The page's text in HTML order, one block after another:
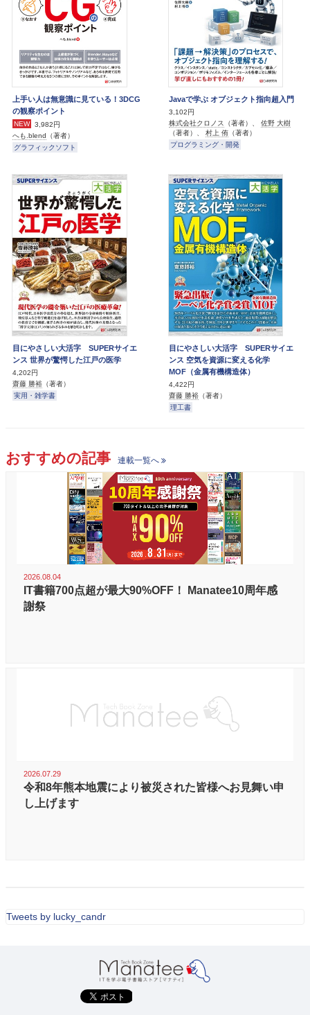
上手い人は無意識に見ている！3DCG
の観察ポイント
NEW
3,982円
へも.blend （著者）
グラフィックソフト
Javaで学ぶ オブジェクト指向超入門
3,102円
株式会社クロノス
（著者）、 佐野 大樹
（著者）、 村上 侑 （著者）
プログラミング・開発
目にやさしい大活字 SUPERサイエ
ンス 世界が驚愕した江戸の医学
4,202円
齋藤 勝裕 （著者）
実用・雑学書
目にやさしい大活字 SUPERサイエ
ンス 空気を資源に変える化学
MOF（金属有機構造体）
4,422円
齋藤 勝裕 （著者）
理工書
おすすめの記事 連載一覧へ
2026.08.04
IT書籍700点超が最大90%OFF！ Manatee10周年感
謝祭
2026.07.29
令和8年熊本地震により被災された皆様へお見舞い申
し上げます
Tweets by lucky_candr